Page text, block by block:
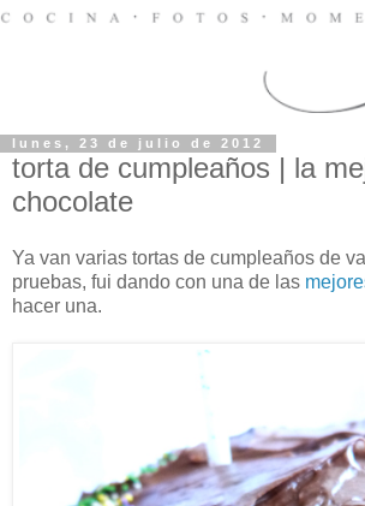
lunes, 23 de julio de 2012
torta de cumpleaños | la
chocolate
Ya van varias tortas de cumpleaños de
pruebas, fui dando con una de las
hacer una.